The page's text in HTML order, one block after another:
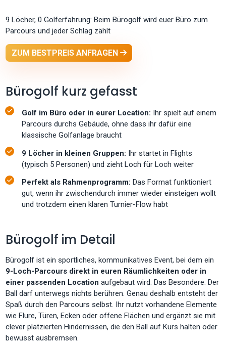
9 Löcher, 0 Golferfahrung: Beim Bürogolf wird euer Büro zum
Parcours und jeder Schlag zählt
ZUM BESTPREIS ANFRAGEN
Bürogolf kurz gefasst
Golf im Büro oder in eurer Location: Ihr spielt auf einem
Parcours durchs Gebäude, ohne dass ihr dafür eine
klassische Golfanlage braucht
9 Löcher in kleinen Gruppen: Ihr startet in Flights
(typisch 5 Personen) und zieht Loch für Loch weiter
Perfekt als Rahmenprogramm:Das Format funktioniert
gut, wenn ihr zwischendurch immer wieder einsteigen wollt
und trotzdem einen klaren Turnier-Flow habt
Bürogolf im Detail
Bürogolf ist ein sportliches, kommunikatives Event, bei dem ein
9-Loch-Parcours direkt in euren Räumlichkeiten oder in
einer passenden Location aufgebaut wird. Das Besondere: Der
Ball darf unterwegs nichts berühren. Genau deshalb entsteht der
Spaß durch den Parcours selbst. Ihr nutzt vorhandene Elemente
wie Flure, Türen, Ecken oder offene Flächen und ergänzt sie mit
clever platzierten Hindernissen, die den Ball auf Kurs halten oder
bewusst ausbremsen.